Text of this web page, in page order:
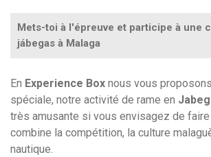
Mets-toi à l'épreuve et participe à une
jábegas à Malaga
En Experience Box nous vous
spéciale, notre activité de rame en
très amusante si vous envisagez de
combine la compétition, la culture
nautique.